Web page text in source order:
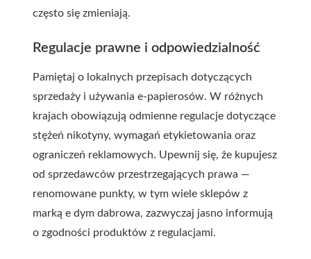
często się zmieniają.
Regulacje prawne i odpowiedzialność
Pamiętaj o lokalnych przepisach dotyczących
sprzedaży i używania e-papierosów. W różnych
krajach obowiązują odmienne regulacje dotyczące
stężeń nikotyny, wymagań etykietowania oraz
ograniczeń reklamowych. Upewnij się, że kupujesz
od sprzedawców przestrzegających prawa —
renomowane punkty, w tym wiele sklepów z
marką e dym dabrowa, zazwyczaj jasno informują
o zgodności produktów z regulacjami.